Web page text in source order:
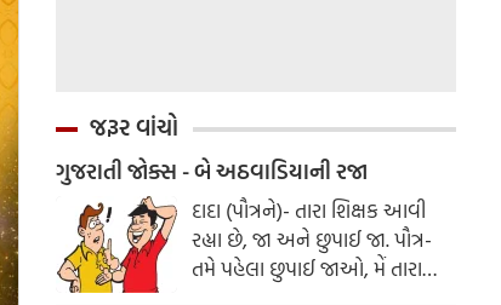
જરૂર વાંચો
ગુજરાતી જોક્સ - બે અઠવાડિયાની રજા
દાદા (પૌત્રને)- તારા શિક્ષક આવી
રહ્યા છે, જા અને છુપાઈ જા. પૌત્ર-
તમે પહેલા છુપાઈ જાઓ, મેં તારા
મૃત્યુના બહાને બે અઠવાડિયાની